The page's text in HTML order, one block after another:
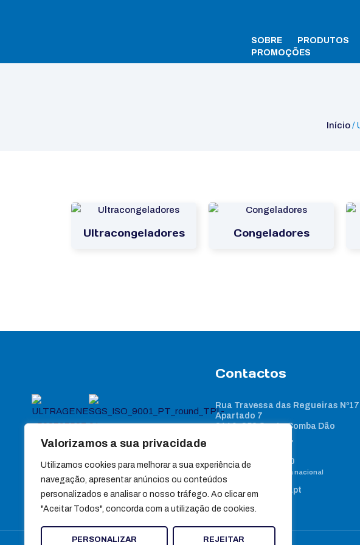
Valorizamos a sua privacidade
Utilizamos cookies para melhorar a sua experiência de
navegação, apresentar anúncios ou conteúdos
personalizados e analisar o nosso tráfego. Ao clicar em
"Aceitar Todos", concorda com a utilização de cookies.
PERSONALIZAR REJEITAR
SOBRE PRODUTOS
PROMOÇÕES
Início/
Ultracongeladores Congeladores
Contactos
Rua Travessa das Regueiras Nº17
Apartado 7
3440-358 Santa Comba Dão
(+351) 232 882 267
(+351) 232 888 460
Chamada para rede fixa nacional
geral@ultragene.pt